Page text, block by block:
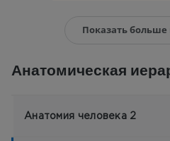
Показать
Анатомическая
Анатомия человека 2